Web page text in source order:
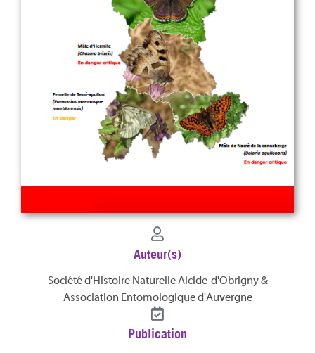
Auteur(s)
Société d'Histoire Naturelle Alcide-d'Obrigny &
Association Entomologique d'Auvergne
Publication